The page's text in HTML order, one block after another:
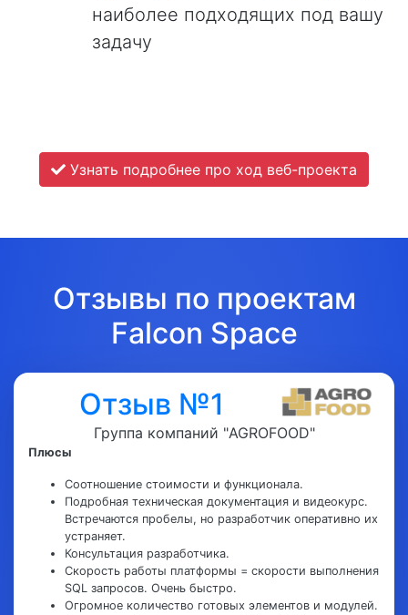
наиболее подходящих под вашу
задачу
Узнать подробнее про ход веб-проекта
Отзывы по проектам
Falcon Space
Отзыв №1
Группа компаний "AGROFOOD"
Плюсы
Соотношение стоимости и функционала.
Подробная техническая документация и видеокурс.
Встречаются пробелы, но разработчик оперативно их
устраняет.
Консультация разработчика.
Скорость работы платформы = скорости выполнения
SQL запросов. Очень быстро.
Огромное количество готовых элементов и модулей.